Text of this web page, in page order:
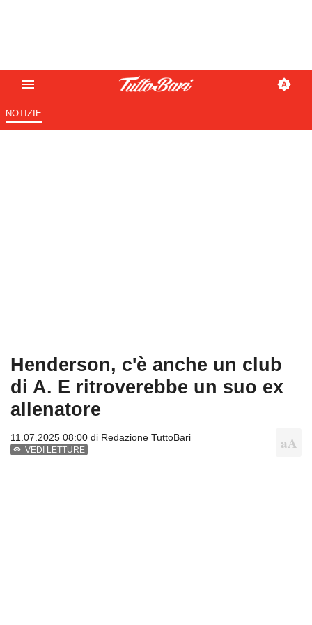
NOTIZIE
Henderson, c'è anche un club
di A. E ritroverebbe un suo ex
allenatore
11.07.2025 08:00 di Redazione TuttoBari
VEDI LETTURE